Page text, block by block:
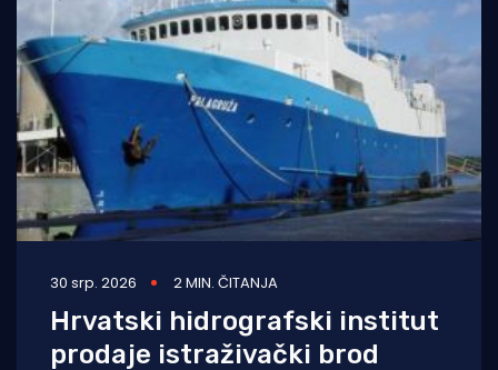
30 srp. 2026 2 MIN. ČITANJA
Hrvatski hidrografski institut
prodaje istraživački brod